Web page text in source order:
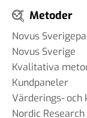
Metoder
Novus
Novus Sverige
Kvalitativa
Kundpaneler
Värderings-
Nordic